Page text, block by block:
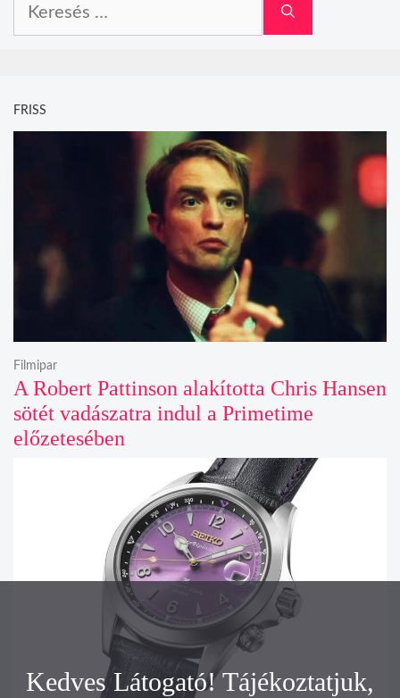
FRISS
A Robert Pattinson alakította Chris Hansen
sötét vadászatra indul a Primetime
előzetesében
Filmipar
Kedves Látogató! Tájékoztatjuk,